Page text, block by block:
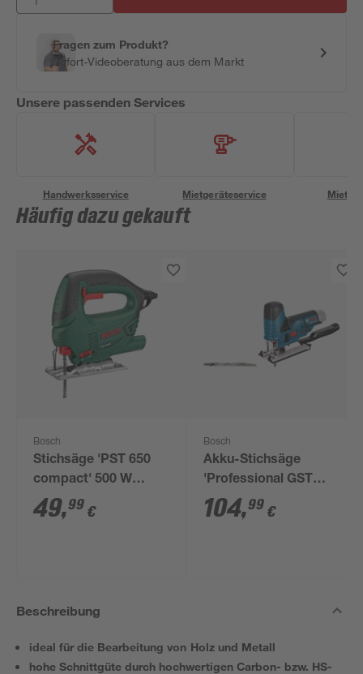
Fragen zum Produkt?
Sofort-Videoberatung aus dem Markt
Unsere passenden Services
Handwerksservice Mietgeräteservice
Häufig dazu gekauft
Bosch
Stichsäge 'PST 650
compact' 500 W
inklusive
Kunststoffkoffer
49,99 €
Bosch
Akku-Stichsäge
'Professional GST
12V-70' 12 V ohne
Akku, 1500-2800
104,99 €
Beschreibung
ideal für die Bearbeitung von Holz und Metall
hohe Schnittgüte durch hochwertigen Carbon- bzw. HS-